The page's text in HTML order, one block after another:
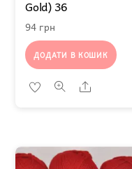
Gold) 36
94 грн
ДОДАТИ В КОШИК
Share